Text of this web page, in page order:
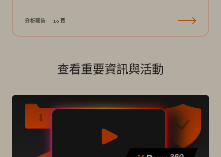
分析報告 16 頁
查看重要資訊與活動